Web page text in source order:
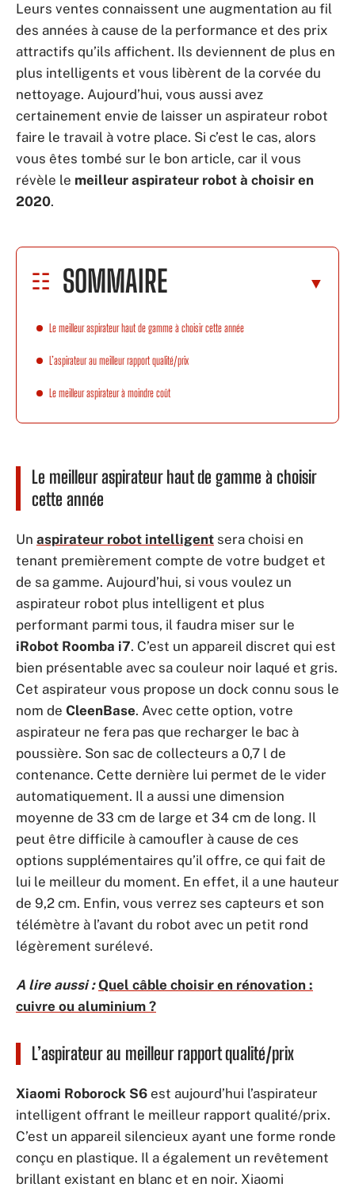
Leurs ventes connaissent une augmentation au fil
des années à cause de la performance et des prix
attractifs qu’ils affichent. Ils deviennent de plus en
plus intelligents et vous libèrent de la corvée du
nettoyage. Aujourd’hui, vous aussi avez
certainement envie de laisser un aspirateur robot
faire le travail à votre place. Si c’est le cas, alors
vous êtes tombé sur le bon article, car il vous
révèle le meilleur aspirateur robot à choisir en
2020.
SOMMAIRE
Le meilleur aspirateur haut de gamme à choisir cette année
L’aspirateur au meilleur rapport qualité/prix
Le meilleur aspirateur à moindre coût
Le meilleur aspirateur haut de gamme à choisir
cette année
Un aspirateur robot intelligent sera choisi en
tenant premièrement compte de votre budget et
de sa gamme. Aujourd’hui, si vous voulez un
aspirateur robot plus intelligent et plus
performant parmi tous, il faudra miser sur le
iRobot Roomba i7. C’est un appareil discret qui est
bien présentable avec sa couleur noir laqué et gris.
Cet aspirateur vous propose un dock connu sous le
nom de CleenBase. Avec cette option, votre
aspirateur ne fera pas que recharger le bac à
poussière. Son sac de collecteurs a 0,7 l de
contenance. Cette dernière lui permet de le vider
automatiquement. Il a aussi une dimension
moyenne de 33 cm de large et 34 cm de long. Il
peut être difficile à camoufler à cause de ces
options supplémentaires qu’il offre, ce qui fait de
lui le meilleur du moment. En effet, il a une hauteur
de 9,2 cm. Enfin, vous verrez ses capteurs et son
télémètre à l’avant du robot avec un petit rond
légèrement surélevé.
A lire aussi : Quel câble choisir en rénovation :
cuivre ou aluminium ?
L’aspirateur au meilleur rapport qualité/prix
Xiaomi Roborock S6 est aujourd’hui l’aspirateur
intelligent offrant le meilleur rapport qualité/prix.
C’est un appareil silencieux ayant une forme ronde
conçu en plastique. Il a également un revêtement
brillant existant en blanc et en noir. Xiaomi